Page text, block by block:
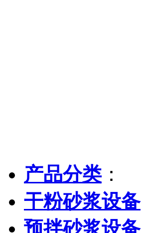
产品分类：
干粉砂浆设备
预拌砂浆设备